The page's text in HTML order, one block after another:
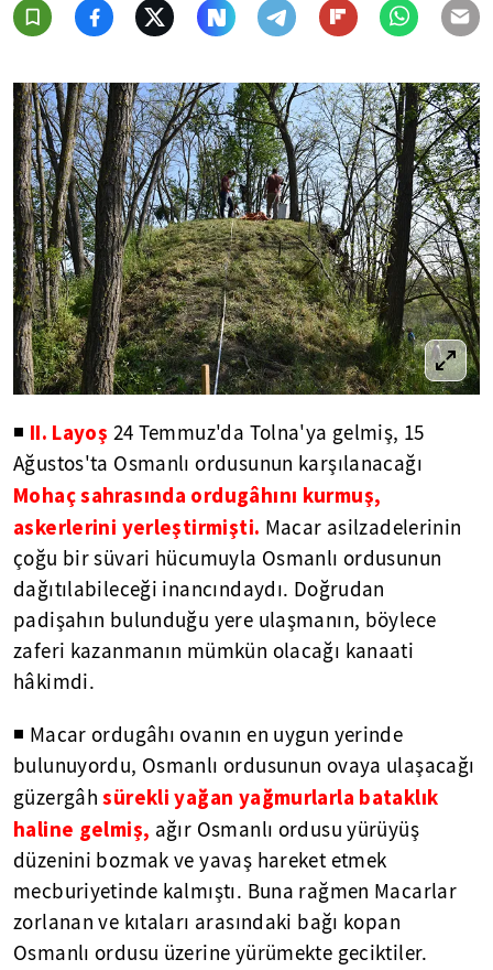
◾ II. Layoş 24 Temmuz'da Tolna'ya gelmiş, 15
Ağustos'ta Osmanlı ordusunun karşılanacağı
Mohaç sahrasında ordugâhını kurmuş,
askerlerini yerleştirmişti. Macar asilzadelerinin
çoğu bir süvari hücumuyla Osmanlı ordusunun
dağıtılabileceği inancındaydı. Doğrudan
padişahın bulunduğu yere ulaşmanın, böylece
zaferi kazanmanın mümkün olacağı kanaati
hâkimdi.
◾ Macar ordugâhı ovanın en uygun yerinde
bulunuyordu, Osmanlı ordusunun ovaya ulaşacağı
güzergâhsürekli yağan yağmurlarla bataklık
haline gelmiş, ağır Osmanlı ordusu yürüyüş
düzenini bozmak ve yavaş hareket etmek
mecburiyetinde kalmıştı. Buna rağmen Macarlar
zorlanan ve kıtaları arasındaki bağı kopan
Osmanlı ordusu üzerine yürümekte geciktiler.